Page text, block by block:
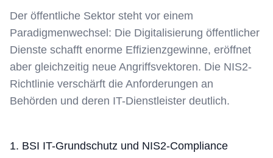
Der öffentliche Sektor steht vor einem
Paradigmenwechsel: Die Digitalisierung öffentlicher
Dienste schafft enorme Effizienzgewinne, eröffnet
aber gleichzeitig neue Angriffsvektoren. Die NIS2-
Richtlinie verschärft die Anforderungen an
Behörden und deren IT-Dienstleister deutlich.
1. BSI IT-Grundschutz und NIS2-Compliance